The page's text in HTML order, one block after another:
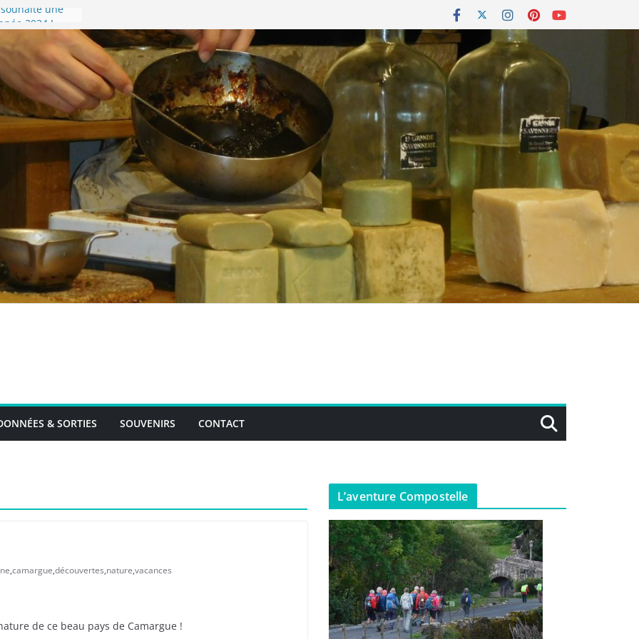
souhaite une
2024 !
gérer son
en images !
–
du 8 au
la Via
de
de
& SORTIES SOUVENIRS CONTACT
,camargue,découvertes,nature,vacances
de ce beau pays de Camargue !
L’aventure Compostelle